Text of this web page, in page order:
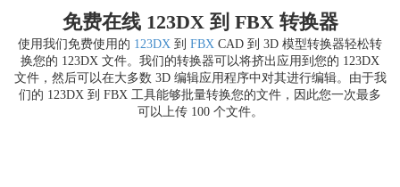
免费在线 123DX 到 FBX 转换器
使用我们免费使用的 123DX 到 FBX CAD 到 3D 模型转换器轻松转
换您的 123DX 文件。我们的转换器可以将挤出应用到您的 123DX
文件，然后可以在大多数 3D 编辑应用程序中对其进行编辑。由于我
们的 123DX 到 FBX 工具能够批量转换您的文件，因此您一次最多
可以上传 100 个文件。